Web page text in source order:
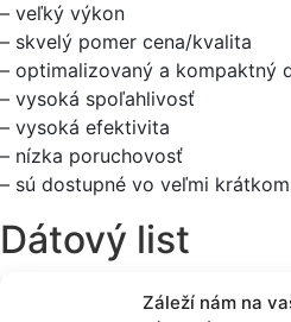
Záleží nám na
– veľký výkon
– skvelý pomer cena/kvalita
– optimalizovaný a kompaktný
– vysoká spoľahlivosť
– vysoká efektivita
– nízka poruchovosť
– sú dostupné vo veľmi
Dátový list